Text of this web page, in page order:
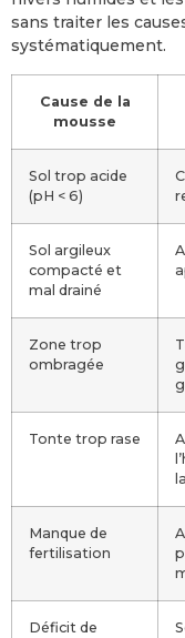
sans traiter les
systématiquement.
Cause de la
mousse
Sol trop acide
(pH < 6)
Sol argileux
compacté et
mal drainé
Zone trop
ombragée
Tonte trop rase
Manque de
fertilisation
Déficit de